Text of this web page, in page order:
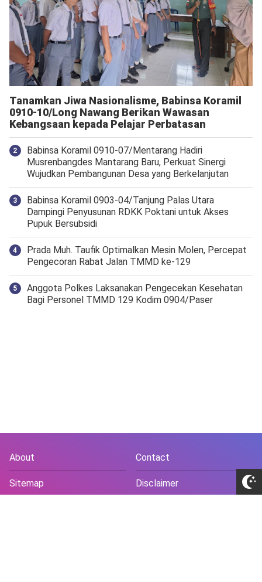
Tanamkan Jiwa Nasionalisme, Babinsa Koramil
0910-10/Long Nawang Berikan Wawasan
Kebangsaan kepada Pelajar Perbatasan
Babinsa Koramil 0910-07/Mentarang Hadiri
Musrenbangdes Mantarang Baru, Perkuat Sinergi
Wujudkan Pembangunan Desa yang Berkelanjutan
‎Babinsa Koramil 0903-04/Tanjung Palas Utara
Dampingi Penyusunan RDKK Poktani untuk Akses
Pupuk Bersubsidi
Prada Muh. Taufik Optimalkan Mesin Molen, Percepat
Pengecoran Rabat Jalan TMMD ke-129
Anggota Polkes Laksanakan Pengecekan Kesehatan
Bagi Personel TMMD 129 Kodim 0904/Paser
About Contact
Sitemap Disclaimer